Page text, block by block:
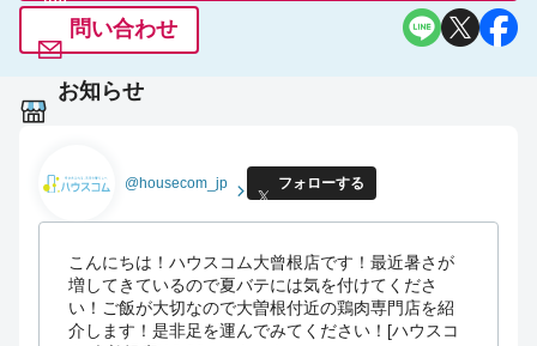
問い合わせ
お知らせ
@housecom_jp フォローする
こんにちは！ハウスコム大曾根店です！最近暑さが
増してきているので夏バテには気を付けてくださ
い！ご飯が大切なので大曽根付近の鶏肉専門店を紹
介します！是非足を運んでみてください！[ハウスコ